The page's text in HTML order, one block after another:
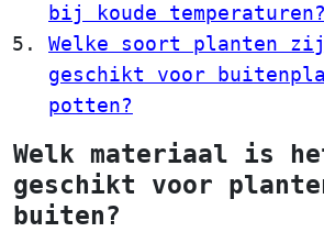
bij koude temperaturen?
Welke soort planten
geschikt voor
potten?
Welk materiaal is
geschikt voor
buiten?